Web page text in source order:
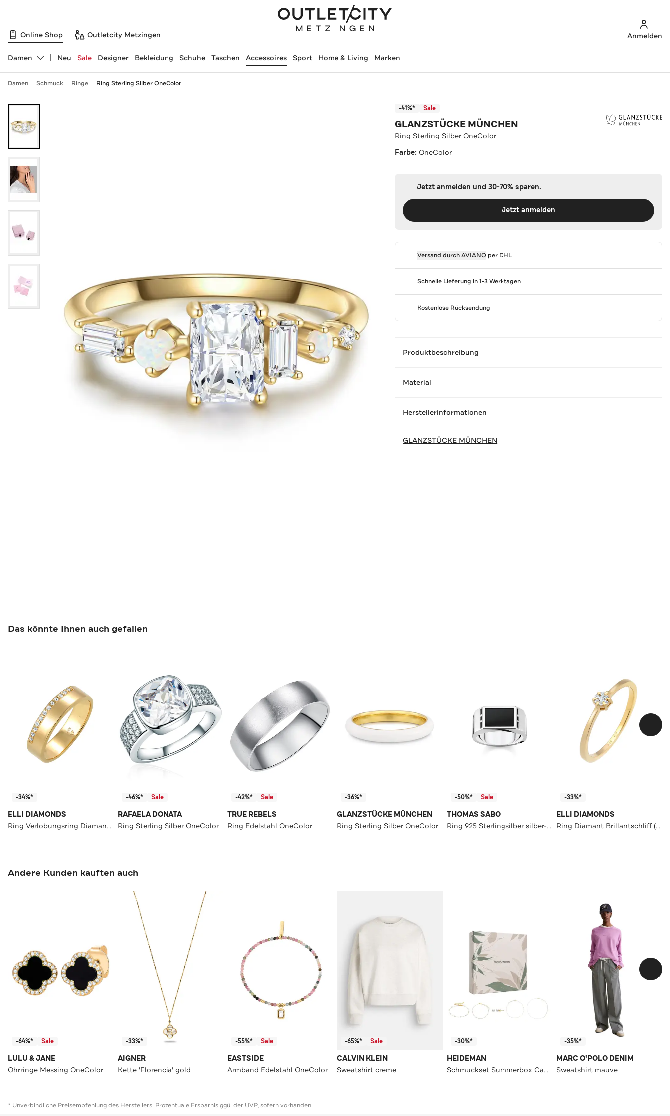
Online Shop Outletcity Metzingen Anmelden
Abteilung ändern, ausgewählt:
Damen Neu Sale Designer Bekleidung Schuhe Taschen Accessoires Sport Home & Living Marken
Damen Schmuck Ringe Ring Sterling Silber OneColor
-41%* Sale
GLANZSTÜCKE MÜNCHEN
Ring Sterling Silber OneColor
Farbe: OneColor
Jetzt anmelden und 30-70% sparen.
Jetzt anmelden
Versand durchAVIANO per DHL
Schnelle Lieferung in 1-3 Werktagen
Kostenlose Rücksendung
Produktbeschreibung
Material
Herstellerinformationen
GLANZSTÜCKE MÜNCHEN
Das könnte Ihnen auch gefallen
-34%*
ELLI DIAMONDS
Ring Verlobungsring Diamant Weiß Brillantschliff (0.12ct) 585 Gelbgold Gold
-46%* Sale
RAFAELA DONATA
Ring Sterling Silber OneColor
-42%* Sale
TRUE REBELS
Ring Edelstahl OneColor
-36%*
GLANZSTÜCKE MÜNCHEN
Ring Sterling Silber OneColor
-50%* Sale
THOMAS SABO
Ring 925 Sterlingsilber silber-schwarz
-33%*
ELLI DIAMONDS
Ring Diamant Brillantschliff (0.045ct) Schmuck Geschenk 585 Gelbgold Gold
Andere Kunden kauften auch
-64%* Sale
LULU & JANE
Ohrringe Messing OneColor
-33%*
AIGNER
Kette 'Florencia' gold
-55%* Sale
EASTSIDE
Armband Edelstahl OneColor
-65%* Sale
CALVIN KLEIN
Sweatshirt creme
-30%*
HEIDEMAN
Schmuckset Summerbox Capri silberfarben goldfarben
-35%*
MARC O'POLO DENIM
Sweatshirt mauve
* Unverbindliche Preisempfehlung des Herstellers. Prozentuale Ersparnis ggü. der UVP, sofern vorhanden